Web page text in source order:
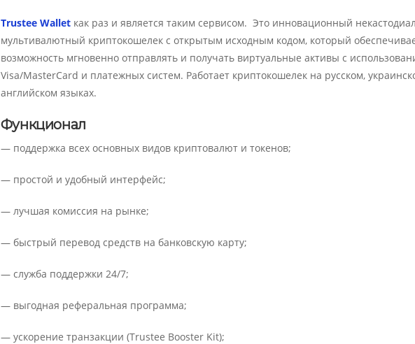
Trustee Walletкак раз и является таким сервисом. Это инновационный
мультивалютный криптокошелек с открытым исходным кодом, который
возможность мгновенно отправлять и получать виртуальные активы с
Visa/MasterCard и платежных систем. Работает криптокошелек на русском,
английском языках.
Функционал
— поддержка всех основных видов криптовалют и токенов;
— простой и удобный интерфейс;
— лучшая комиссия на рынке;
— быстрый перевод средств на банковскую карту;
— служба поддержки 24/7;
— выгодная реферальная программа;
— ускорение транзакции (Trustee Booster Kit);